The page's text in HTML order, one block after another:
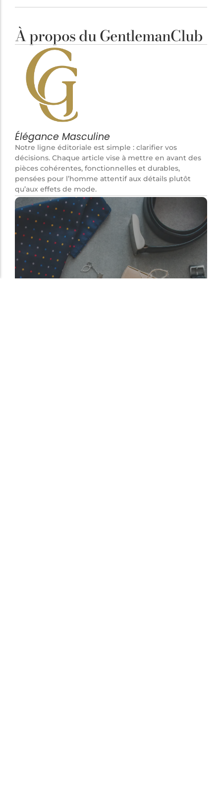
À propos du GentlemanClub
Élégance Masculine
Notre ligne éditoriale est simple : clarifier vos
décisions. Chaque article vise à mettre en avant des
pièces cohérentes, fonctionnelles et durables,
pensées pour l’homme attentif aux détails plutôt
qu’aux effets de mode.